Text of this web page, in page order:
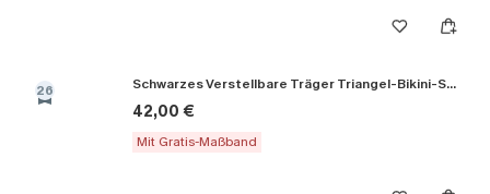
26 Schwarzes Verstellbare Träger Triangel-Bikini-Set
42,00 €
Mit Gratis-Maßband